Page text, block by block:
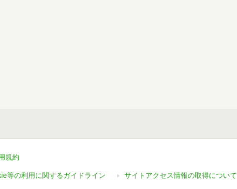
規約
等の利用に関するガイドライン サイトアクセス情報の取得について